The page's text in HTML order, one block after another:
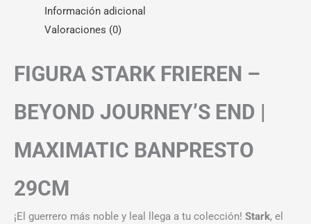
Información adicional
Valoraciones (0)
FIGURA STARK FRIEREN –
BEYOND JOURNEY’S END |
MAXIMATIC BANPRESTO
29CM
¡El guerrero más noble y leal llega a tu colección! Stark, el